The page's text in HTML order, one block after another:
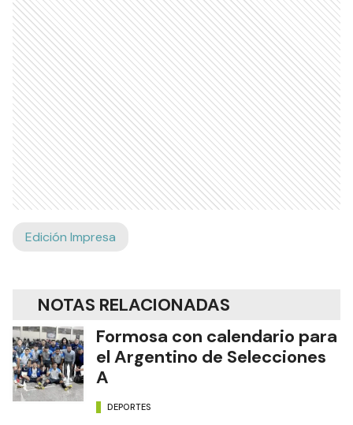
Edición Impresa
NOTAS RELACIONADAS
Formosa con calendario para
el Argentino de Selecciones
A
DEPORTES